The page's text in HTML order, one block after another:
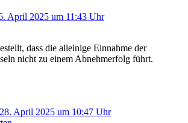
April 2025 um 11:43 Uhr
dass die alleinige Einnahme der
nicht zu einem Abnehmerfolg führt.
28. April 2025 um 10:47 Uhr